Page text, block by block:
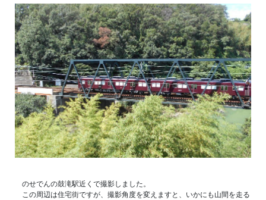
のせでんの鼓滝駅近くで撮影しました。
この周辺は住宅街ですが、撮影角度を変えますと、いかにも山間を走る